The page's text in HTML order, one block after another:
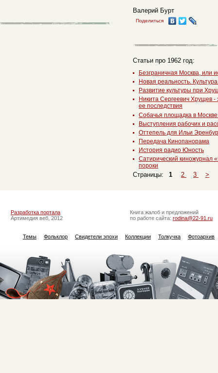
Валерий Бурт
Поделиться
Статьи про 1962 год:
Безграничная Москва, или
Новая реальность.
Развитие культуры при
Никита Сергеевич Хрущев
ее последствия
Собачья площадка в
Выступления рабочих и
Оттепель для Ильи
Передача Кинопанорама
История радио Юность
Сатирический киножурнал
пороки
Страницы:
1 2 3 >
Разработка портала
Артимедия веб, 2012
Книга жалоб и предложений
по работе сайта: rodina@22-91.ru
Темы Фольклор Свидетели эпохи Коллекции Толкучка Фотоархив